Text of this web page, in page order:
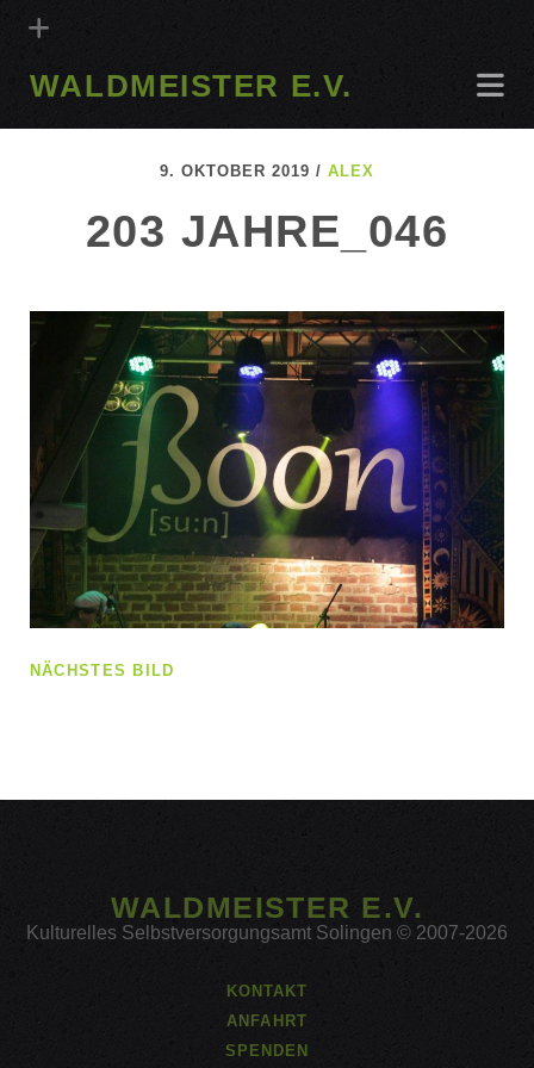
WALDMEISTER E.V.
9. OKTOBER 2019 /ALEX
203 JAHRE_046
NÄCHSTES BILD
WALDMEISTER E.V.
Kulturelles Selbstversorgungsamt Solingen © 2007-2026
KONTAKT
ANFAHRT
SPENDEN